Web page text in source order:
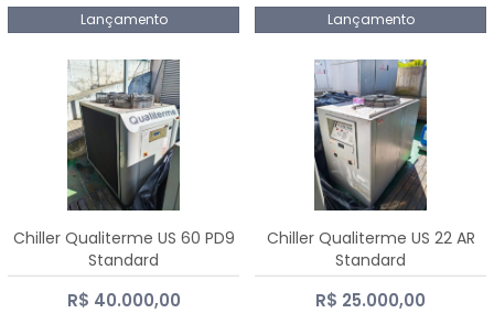
Lançamento Lançamento
Chiller Qualiterme US 60 PD9
Standard
R$ 40.000,00
Chiller Qualiterme US 22 AR
Standard
R$ 25.000,00